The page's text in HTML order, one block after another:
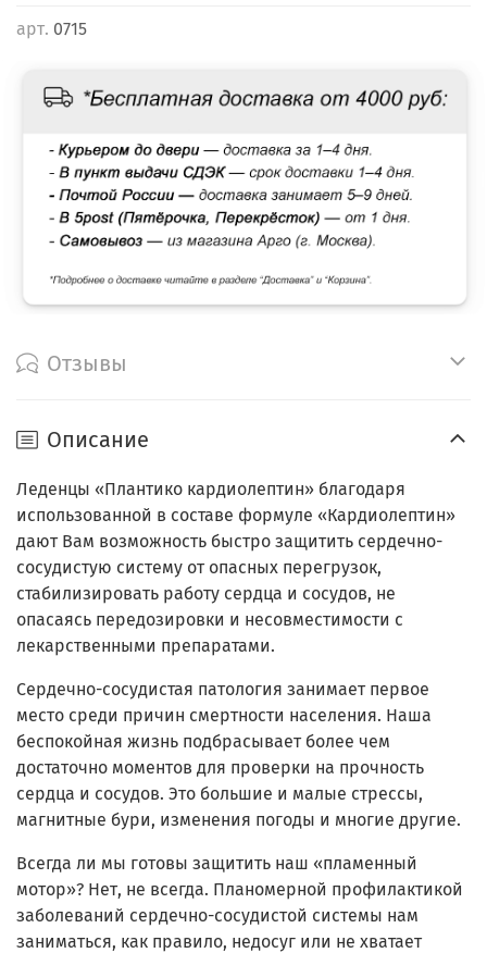
арт. 0715
Отзывы
Описание
Леденцы «Плантико кардиолептин» благодаря
использованной в составе формуле «Кардиолептин»
дают Вам возможность быстро защитить сердечно-
сосудистую систему от опасных перегрузок,
стабилизировать работу сердца и сосудов, не
опасаясь передозировки и несовместимости с
лекарственными препаратами.
Сердечно-сосудистая патология занимает первое
место среди причин смертности населения. Наша
беспокойная жизнь подбрасывает более чем
достаточно моментов для проверки на прочность
сердца и сосудов. Это большие и малые стрессы,
магнитные бури, изменения погоды и многие другие.
Всегда ли мы готовы защитить наш «пламенный
мотор»? Нет, не всегда. Планомерной профилактикой
заболеваний сердечно-сосудистой системы нам
заниматься, как правило, недосуг или не хватает